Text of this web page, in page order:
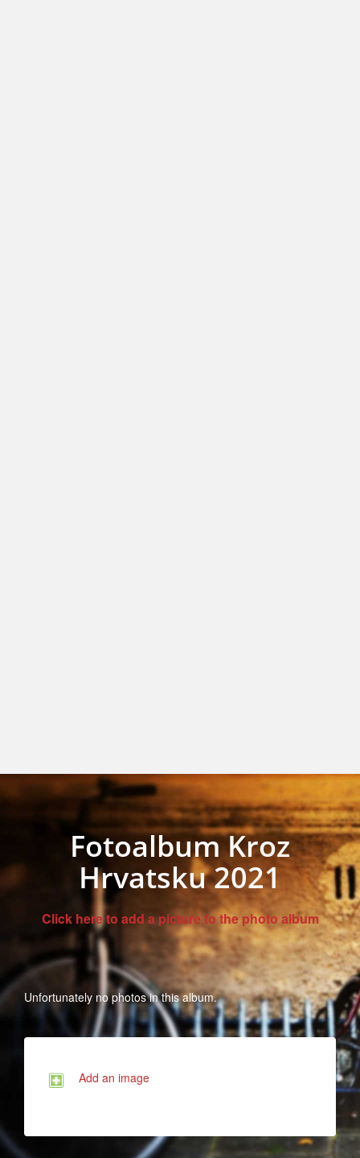
Fotoalbum Kroz
Hrvatsku 2021
Click here to add a picture to the photo album
Unfortunately no photos in this album.
Add an image